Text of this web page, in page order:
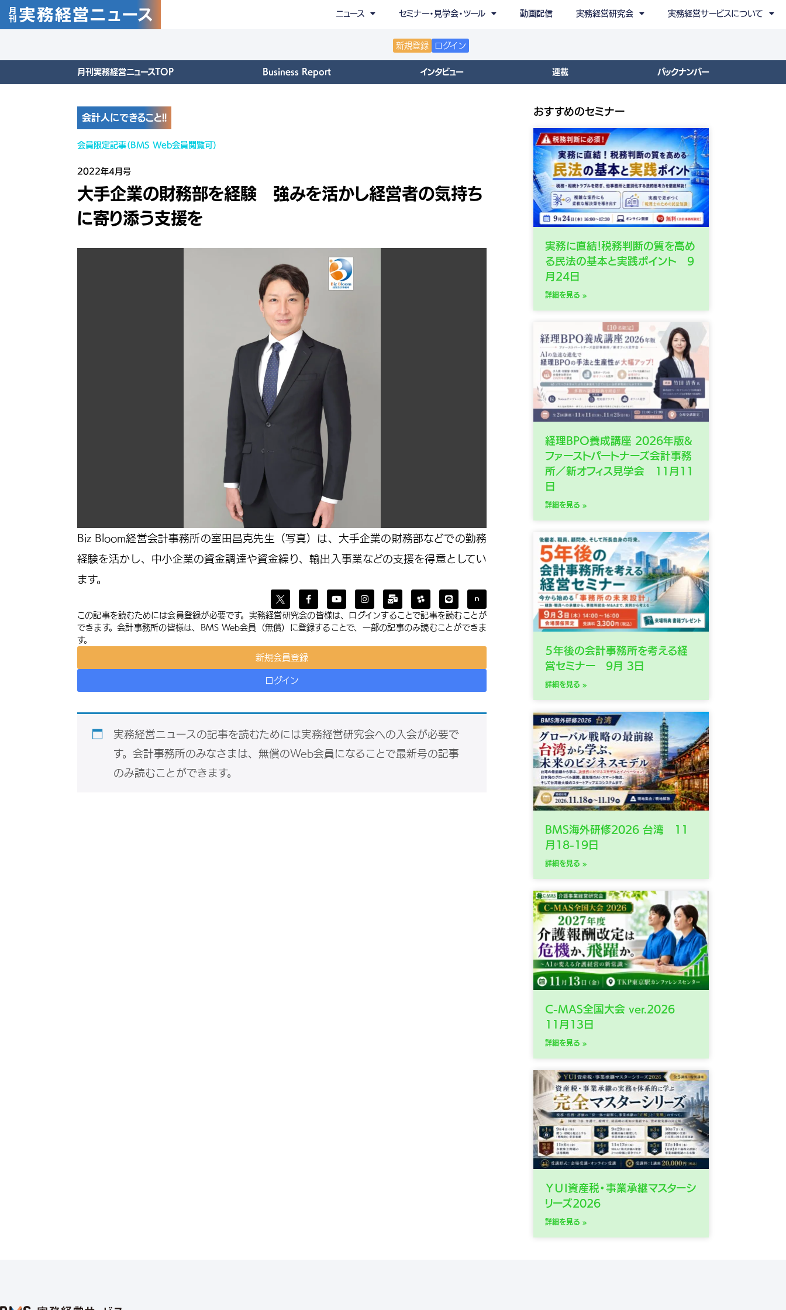
ニュース セミナー・見学会・ツール 動画配信 実務経営研究会 実務経営サービスについて
新規登録 ログイン
月刊実務経営ニュースTOP Business Report インタビュー 連載 バックナンバー
会計人にできること!!
会員限定記事（BMS Web会員閲覧可）
2022年4月号
大手企業の財務部を経験 強みを活かし経営者の気持ち
に寄り添う支援を
Biz Bloom経営会計事務所の室田昌克先生（写真）は、大手企業の財務部などでの勤務
経験を活かし、中小企業の資金調達や資金繰り、輸出入事業などの支援を得意としてい
ます。
この記事を読むためには会員登録が必要です。実務経営研究会の皆様は、ログインすることで記事を読むことが
できます。会計事務所の皆様は、BMS Web会員（無償）に登録することで、一部の記事のみ読むことができま
す。
新規会員登録
ログイン
実務経営ニュースの記事を読むためには実務経営研究会への入会が必要で
す。会計事務所のみなさまは、無償のWeb会員になることで最新号の記事
のみ読むことができます。
おすすめのセミナー
実務に直結！税務判断の質を高め
る民法の基本と実践ポイント 9
月24日
詳細を見る »
経理BPO養成講座 2026年版&
ファーストパートナーズ会計事務
所／新オフィス見学会 11月11
日
詳細を見る »
５年後の会計事務所を考える経
営セミナー 9月 3日
詳細を見る »
BMS海外研修2026 台湾 11
月18-19日
詳細を見る »
C-MAS全国大会 ver.2026
11月13日
詳細を見る »
ＹＵＩ資産税・事業承継マスターシ
リーズ2026
詳細を見る »